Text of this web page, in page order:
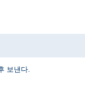
보낸다.